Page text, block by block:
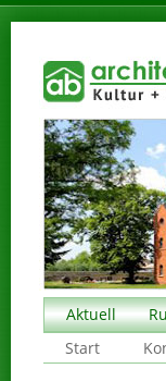
Aktuell
Start